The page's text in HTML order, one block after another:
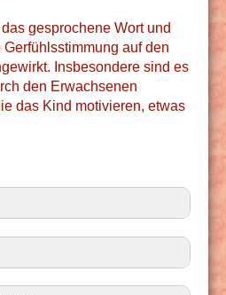
gesprochene Wort und
auf den
Insbesondere sind es
den Erwachsenen
das Kind motivieren, etwas